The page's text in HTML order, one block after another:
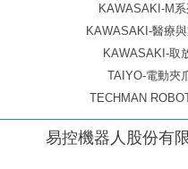
KAWASAKI-M
KAWASAKI-醫療
KAWASAKI-取
TAIYO-電動夾
TECHMAN
易控機器人股份有